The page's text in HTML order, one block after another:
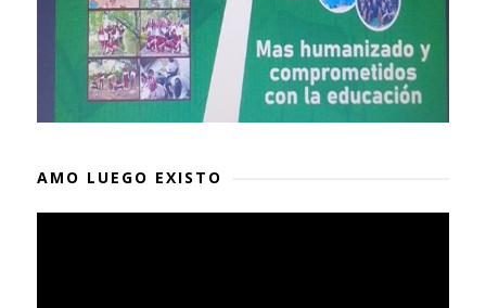
AMO LUEGO EXISTO